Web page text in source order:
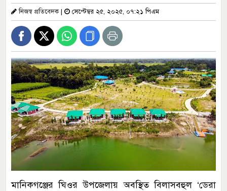
নিজস্ব প্রতিবেদক| সেপ্টেম্বর ২৫, ২০২৫, ০৭:২১ পিএম
মানিকগঞ্জের ঘিওর উপজেলায় অবস্থিত বিলাসবহুল ‘ডেরা